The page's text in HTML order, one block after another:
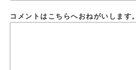
コメントはこちらへおねがいします。